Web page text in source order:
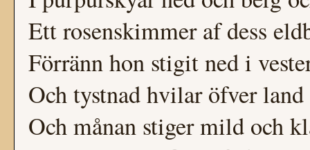
Ett rosenskimmer af dess
Förränn hon stigit ned i
Och tystnad hvilar öfver
Och månan stiger mild och